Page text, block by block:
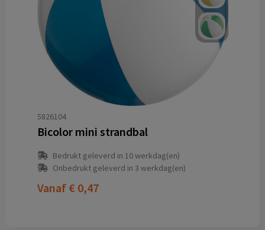
5826104
Bicolor mini strandbal
Bedrukt geleverd in 10 werkdag(en)
Onbedrukt geleverd in 3 werkdag(en)
Vanaf € 0,47